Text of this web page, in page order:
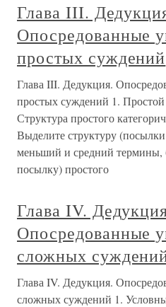
Глава III.
Опосредованные
простых суждений
Глава III. Дедукция.
простых суждений 1.
Структура простого
Выделите структуру
меньший и средний
посылку) простого
Глава IV.
Опосредованные
сложных
Глава IV. Дедукция.
сложных суждений 1.